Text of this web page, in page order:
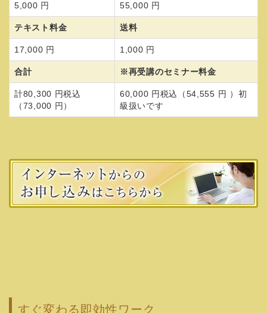
5,000 円 55,000 円
テキスト料金 送料
17,000 円 1,000 円
合計 ※再受講のセミナー料金
計80,300 円税込
（73,000 円）
60,000 円税込（54,555 円 ）初
級扱いです
すぐ変わる即効性ワーク